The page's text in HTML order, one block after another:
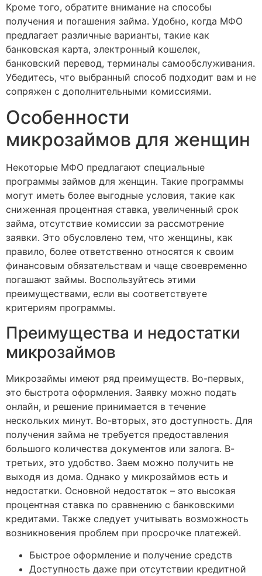
Кроме того, обратите внимание на способы
получения и погашения займа. Удобно, когда МФО
предлагает различные варианты, такие как
банковская карта, электронный кошелек,
банковский перевод, терминалы самообслуживания.
Убедитесь, что выбранный способ подходит вам и не
сопряжен с дополнительными комиссиями.
Особенности
микрозаймов для женщин
Некоторые МФО предлагают специальные
программы займов для женщин. Такие программы
могут иметь более выгодные условия, такие как
сниженная процентная ставка, увеличенный срок
займа, отсутствие комиссии за рассмотрение
заявки. Это обусловлено тем, что женщины, как
правило, более ответственно относятся к своим
финансовым обязательствам и чаще своевременно
погашают займы. Воспользуйтесь этими
преимуществами, если вы соответствуете
критериям программы.
Преимущества и недостатки
микрозаймов
Микрозаймы имеют ряд преимуществ. Во-первых,
это быстрота оформления. Заявку можно подать
онлайн, и решение принимается в течение
нескольких минут. Во-вторых, это доступность. Для
получения займа не требуется предоставления
большого количества документов или залога. В-
третьих, это удобство. Заем можно получить не
выходя из дома. Однако у микрозаймов есть и
недостатки. Основной недостаток – это высокая
процентная ставка по сравнению с банковскими
кредитами. Также следует учитывать возможность
возникновения проблем при просрочке платежей.
Быстрое оформление и получение средств
Доступность даже при отсутствии кредитной